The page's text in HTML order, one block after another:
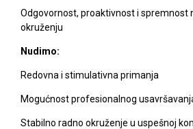
Odgovornost, proaktivnost i spremnost
okruženju
Nudimo:
Redovna i stimulativna primanja
Mogućnost profesionalnog
Stabilno radno okruženje u uspešnoj